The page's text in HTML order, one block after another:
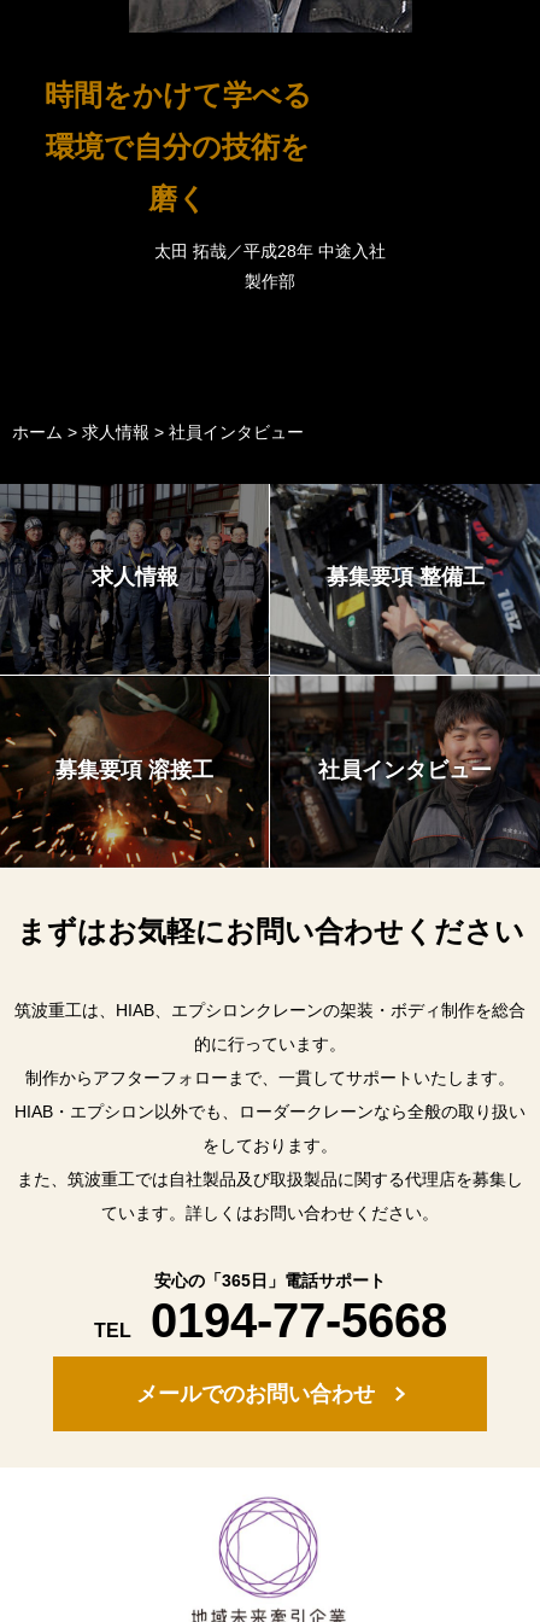
時間をかけて学べる
環境で自分の技術を
磨く
太田 拓哉／平成28年 中途入社
製作部
ホーム > 求人情報 > 社員インタビュー
求人情報 募集要項 整備工
募集要項 溶接工 社員インタビュー
まずはお気軽にお問い合わせください
筑波重工は、HIAB、エプシロンクレーンの架装・ボディ制作を総合
的に行っています。
制作からアフターフォローまで、一貫してサポートいたします。
HIAB・エプシロン以外でも、ローダークレーンなら全般の取り扱い
をしております。
また、筑波重工では自社製品及び取扱製品に関する代理店を募集し
ています。詳しくはお問い合わせください。
安心の「365日」電話サポート
TEL 0194-77-5668
メールでのお問い合わせ